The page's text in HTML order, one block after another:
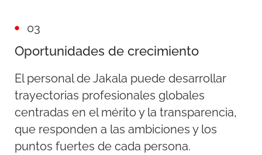
03
Oportunidades de crecimiento
El personal de Jakala puede desarrollar
trayectorias profesionales globales
centradas en el mérito y la transparencia,
que responden a las ambiciones y los
puntos fuertes de cada persona.